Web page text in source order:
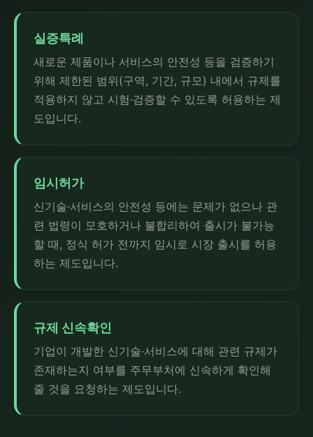
실증특례
새로운 제품이나 서비스의 안전성 등을 검증하기
위해 제한된 범위(구역, 기간, 규모) 내에서 규제를
적용하지 않고 시험·검증할 수 있도록 허용하는 제
도입니다.
임시허가
신기술·서비스의 안전성 등에는 문제가 없으나 관
련 법령이 모호하거나 불합리하여 출시가 불가능
할 때, 정식 허가 전까지 임시로 시장 출시를 허용
하는 제도입니다.
규제 신속확인
기업이 개발한 신기술·서비스에 대해 관련 규제가
존재하는지 여부를 주무부처에 신속하게 확인해
줄 것을 요청하는 제도입니다.